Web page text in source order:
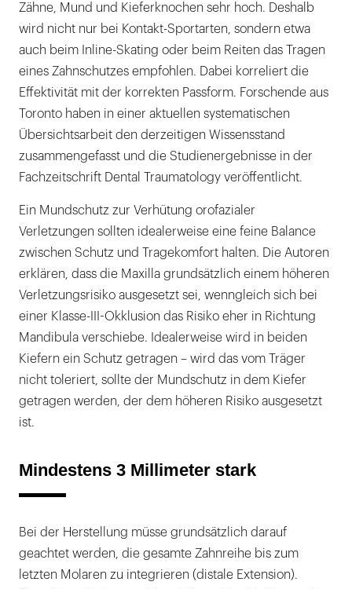
die Sportler
Zähne, Mund und Kieferknochen sehr hoch. Deshalb
wird nicht nur bei Kontakt-Sportarten, sondern etwa
auch beim Inline-Skating oder beim Reiten das Tragen
eines Zahnschutzes empfohlen. Dabei korreliert die
Effektivität mit der korrekten Passform. Forschende aus
Toronto haben in einer aktuellen systematischen
Übersichtsarbeit den derzeitigen Wissensstand
zusammengefasst und die Studienergebnisse in der
Fachzeitschrift Dental Traumatology veröffentlicht.
Ein Mundschutz zur Verhütung orofazialer
Verletzungen sollten idealerweise eine feine Balance
zwischen Schutz und Tragekomfort halten. Die Autoren
erklären, dass die Maxilla grundsätzlich einem höheren
Verletzungsrisiko ausgesetzt sei, wenngleich sich bei
einer Klasse-III-Okklusion das Risiko eher in Richtung
Mandibula verschiebe. Idealerweise wird in beiden
Kiefern ein Schutz getragen – wird das vom Träger
nicht toleriert, sollte der Mundschutz in dem Kiefer
getragen werden, der dem höheren Risiko ausgesetzt
ist.
Mindestens 3 Millimeter stark
Bei der Herstellung müsse grundsätzlich darauf
geachtet werden, die gesamte Zahnreihe bis zum
letzten Molaren zu integrieren (distale Extension).